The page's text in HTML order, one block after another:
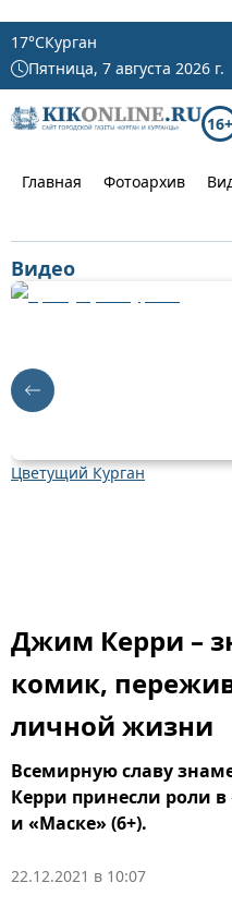
17°CКурган
Пятница, 7 августа 2026 г.
Главная Фотоархив
Видео
Цветущий Курган
Джим Керри –
комик,
личной жизни
Всемирную славу
Керри принесли роли
и «Маске» (6+).
22.12.2021 в 10:07